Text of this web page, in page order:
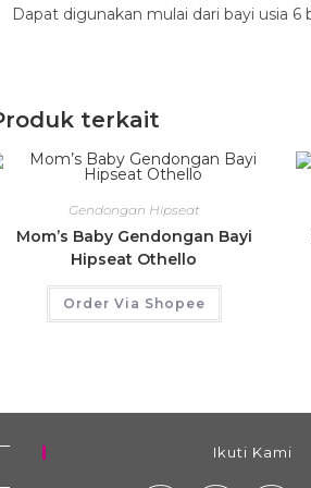
Dapat digunakan mulai dari bayi usia 6
terkait
Gendongan Hipseat
Mom’s Baby Gendongan Bayi
Hipseat Othello
Order Via Shopee
Ikuti Kami